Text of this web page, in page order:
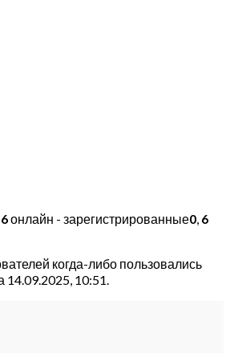
6онлайн - зарегистрированные0, 6
когда-либо пользовались
14.09.2025, 10:51.